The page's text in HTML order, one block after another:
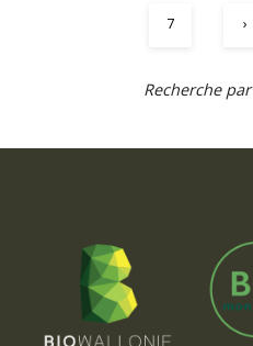
7 ›
Recherche par